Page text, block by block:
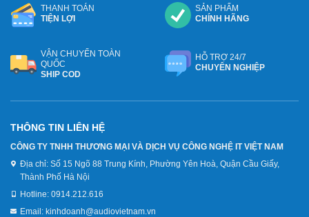
THANH TOÁN
TIỆN LỢI
SẢN PHẨM
CHÍNH HÃNG
VẬN CHUYỂN TOÀN
QUỐC
SHIP COD
HỖ TRỢ 24/7
CHUYÊN NGHIỆP
THÔNG TIN LIÊN HỆ
CÔNG TY TNHH THƯƠNG MẠI VÀ DỊCH VỤ CÔNG NGHỆ IT VIỆT NAM
Địa chỉ: Số 15 Ngõ 88 Trung Kính, Phường Yên Hoà, Quận Cầu Giấy,
Thành Phố Hà Nội
Hotline: 0914.212.616
Email: kinhdoanh@audiovietnam.vn